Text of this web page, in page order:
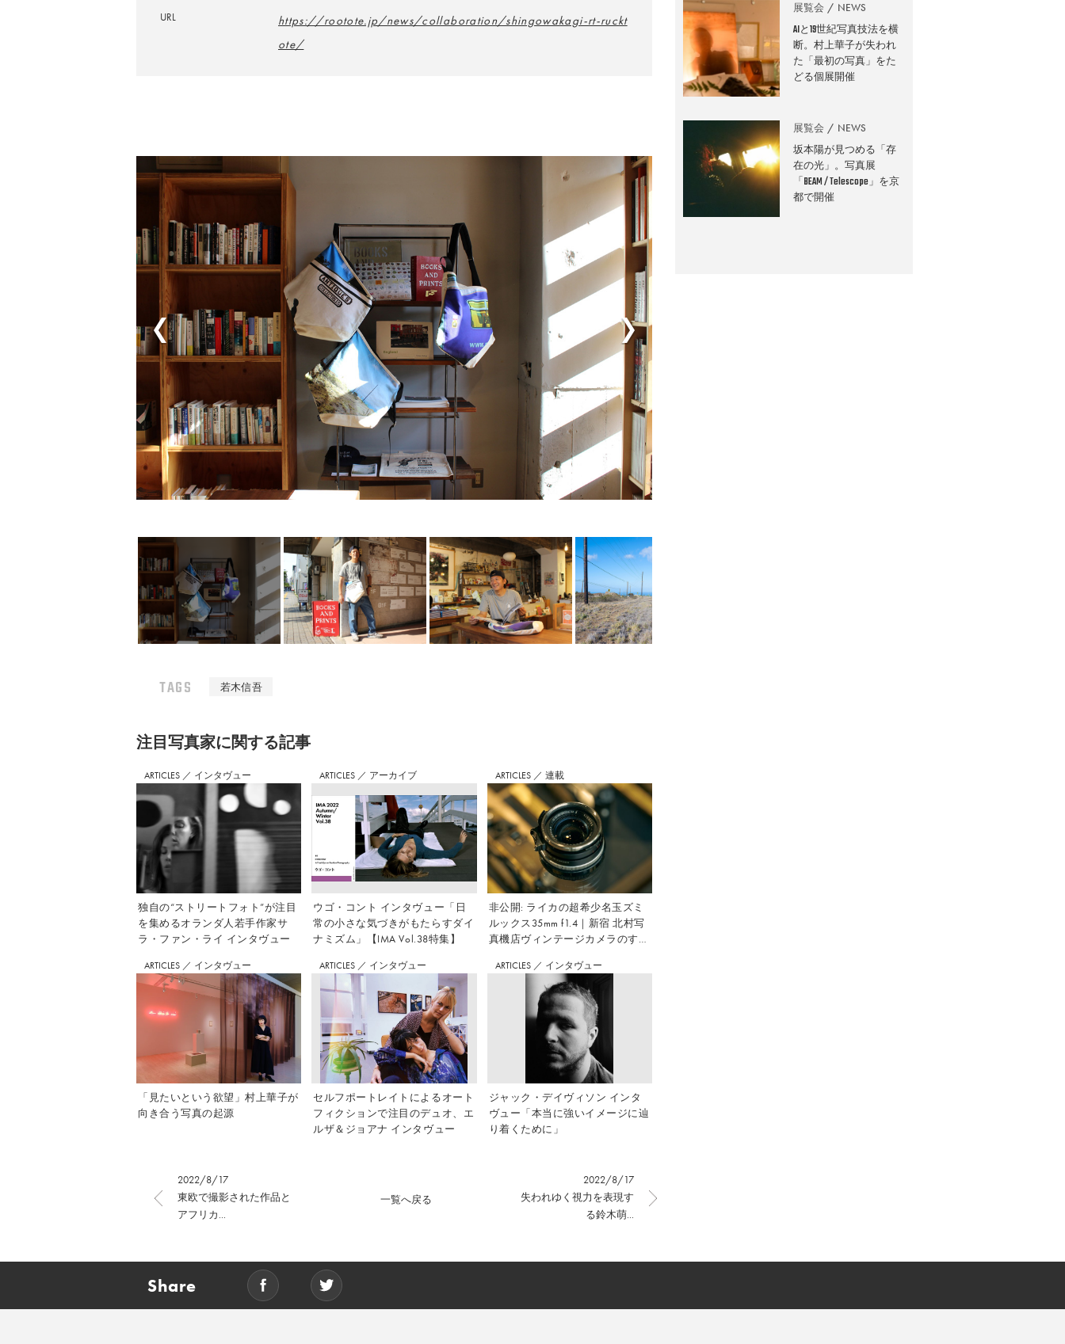
URL
https://rootote.jp/news/collaboration/shingowakagi-rt-ruckt
ote/
TAGS 若木信吾
注⽬写真家に関する記事
ARTICLES ／ インタヴュー
独自の“ストリートフォト”が注目
を集めるオランダ人若手作家サ
ラ・ファン・ライ インタヴュー
ARTICLES ／ アーカイブ
ウゴ・コント インタヴュー「日
常の小さな気づきがもたらすダイ
ナミズム」【IMA Vol.38特集】
ARTICLES ／ 連載
非公開: ライカの超希少名玉ズミ
ルックス35mm f1.4｜新宿 北村写
真機店ヴィンテージカメラのすす
ARTICLES ／ インタヴュー
「見たいという欲望」村上華子が
向き合う写真の起源
ARTICLES ／ インタヴュー
セルフポートレイトによるオート
フィクションで注目のデュオ、エ
ルザ＆ジョアナ インタヴュー
ARTICLES ／ インタヴュー
ジャック・デイヴィソン インタ
ヴュー「本当に強いイメージに辿
り着くために」
2022/8/17
東欧で撮影された作品と
アフリカ...
2022/8/17
失われゆく視力を表現す
る鈴木萌...
一覧へ戻る
展覧会 NEWS
AIと19世紀写真技法を横
断。村上華子が失われ
た「最初の写真」をた
どる個展開催
展覧会 NEWS
坂本陽が見つめる「存
在の光」。写真展
「BEAM / Telescope」を京
都で開催
Share